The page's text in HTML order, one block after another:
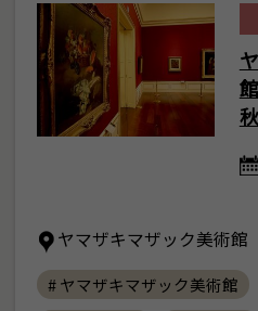
ヤマザキマザック美術館
# ヤマザキマザック美術館